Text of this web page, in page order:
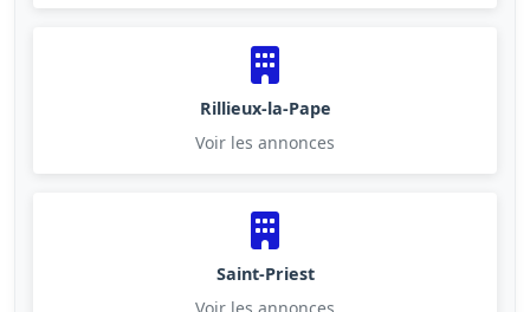
Rillieux-la-Pape
Voir les annonces
Saint-Priest
Voir les annonces